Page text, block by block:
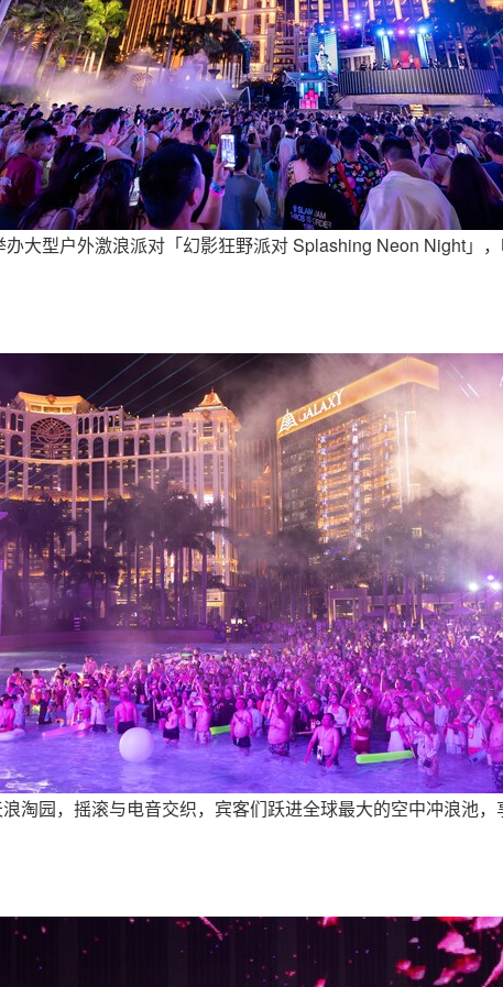
大型户外激浪派对「幻影狂野派对 Splashing Neon Night」，
淘园，摇滚与电音交织，宾客们跃进全球最大的空中冲浪池，